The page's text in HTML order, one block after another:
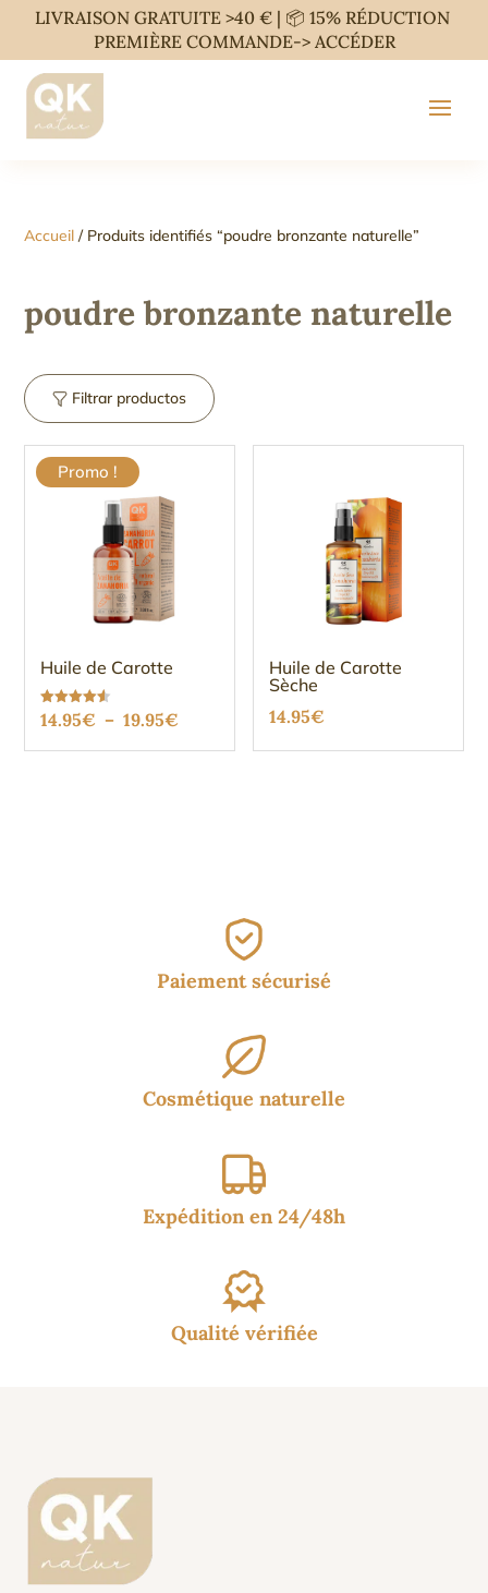
LIVRAISON GRATUITE >40 € | 📦 15% RÉDUCTION
PREMIÈRE COMMANDE-> ACCÉDER
Accueil / Produits identifiés “poudre bronzante naturelle”
poudre bronzante naturelle
Filtrar productos
Promo !
Huile de Carotte
Note
4.56
14.95€ – 19.95€
de
Huile de Carotte
Sèche
14.95€
Paiement sécurisé
Cosmétique naturelle
Expédition en 24/48h
Qualité vérifiée